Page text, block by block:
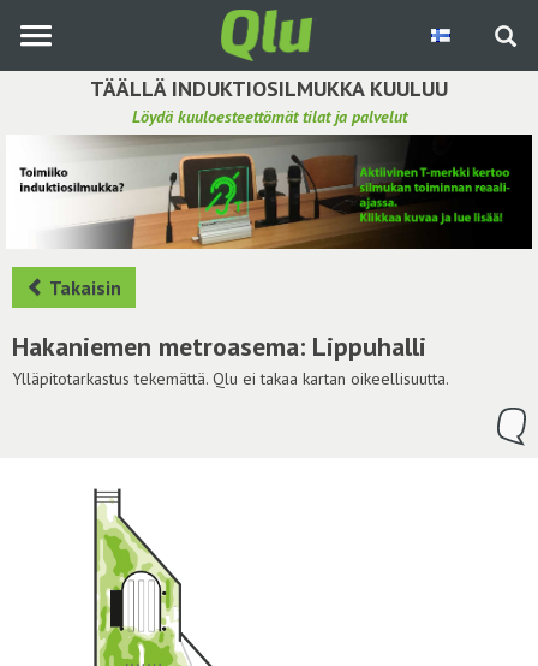
pääsisältöön
TÄÄLLÄ INDUKTIOSILMUKKA KUULUU
Löydä kuuloesteettömät tilat ja palvelut
Etsi induktiosilmukka
Tee ehdotus ja vaikuta kuulemiskokemukseen
Hae ehdotuksia
Käyttöohje
Yhteydenottopyyntö
Takaisin
Hakaniemen metroasema: Lippuhalli
Ylläpitotarkastus tekemättä. Qlu ei takaa kartan oikeellisuutta.